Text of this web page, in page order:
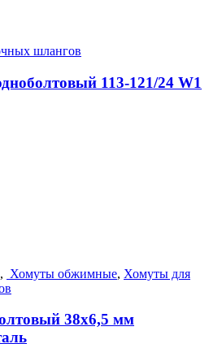
шлангов
113-121/24 W1
, Хомуты обжимные, Хомуты для
38х6,5 мм